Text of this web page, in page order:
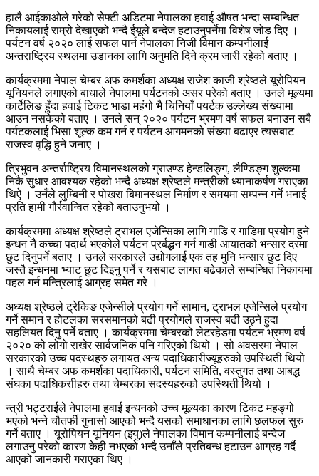
हालै आईकाओले गरेको सेफ्टी अडिटमा नेपालका हवाई औषत भन्दा सम्बन्धित
निकायलाई राम्रो देखाएको भन्दै ईयूले बन्देज हटाउनुपर्नेमा विशेष जोड दिए ।
पर्यटन वर्ष २०२० लाई सफल पार्न नेपालका निजी विमान कम्पनीलाई
अन्तराष्ट्रिय स्थलमा उडानका लागि अनुमति दिने क्रम जारी रहेको बताए ।
कार्यक्रममा नेपाल चेम्बर अफ कमर्शका अध्यक्ष राजेश काजी श्रेष्ठले यूरोपियन
यूनियनले लगाएको बाधाले नेपालमा पर्यटनको असर परेको बताए । उनले मूल्यमा
कार्टेलिङ हुँदा हवाई टिकट भाडा महंगो भै चिनियाँ पयर्टक उल्लेख्य संख्यामा
आउन नसकेको बताए । उनले सन् २०२० पर्यटन भ्रमण वर्ष सफल बनाउन सबै
पर्यटकलाई भिसा शूल्क कम गर्न र पर्यटन आगमनको संख्या बढाएर त्यसबाट
राजस्व वृद्धि हुने जनाए ।
त्रिभुवन अन्तर्राष्ट्रिय विमानस्थलको ग्राउण्ड हेन्डलिङ्ग, लैण्डिङ्ग शुल्कमा
निकै सुधार आवश्यक रहेको भन्दै अध्यक्ष श्रेष्ठले मन्त्रीको ध्यानाकर्षण गराएका
थिऐ । उनँले लुम्बिनी र पोखरा बिमानस्थल निर्माण र समयमा सम्पन्न गर्ने भनाई
प्रति हामी गौर्रवान्वित रहेको बताउनुभयो ।
कार्यक्रममा अध्यक्ष श्रेष्ठले ट्राभल एजेन्सिका लागि गाडि र गाडिमा प्रयोग हुने
इन्धन नै कच्चा पदार्थ भएकोले पर्यटन प्रर्बद्धन गर्न गाडी आयातको भन्सार दरमा
छुट दिनुपर्ने बताए । उनले सरकारले उद्योगलाई एक तह मुनि भन्सार छुट दिए
जस्तै इन्धनमा भ्याट छुट दिइनु पर्ने र यसबाट लागत बढेकाले सम्बन्धित निकायमा
पहल गर्न मन्त्रिलाई आग्रह समेत गरे ।
अध्यक्ष श्रेष्ठले ट्रेकिङ एजेन्सीले प्रयोग गर्ने सामान, ट्राभल एजेन्सिले प्रयोग
गर्ने समान र होटलका सरसमानको बढी प्रयोगले राजस्व बढी उठ्ने हुदा
सहलियत दिनु पर्ने बताए । कार्यक्रममा चेम्बरको लेटरहेडमा पर्यटन भ्रमण वर्ष
२०२० को लोगो राखेर सार्वजनिक पनि गरिएको थियो । सो अवसरमा नेपाल
सरकारको उच्च पदस्थहरु लगायत अन्य पदाधिकारीज्यूहरुको उपस्थिती थियो
। साथै चेम्बर अफ कमर्शका पदाधिकारी, पर्यटन समिति, वस्तुगत तथा आबद्ध
संघका पदाधिकराीहरु तथा चेम्बरका सदस्यहरुको उपस्थिती थियो ।
न्त्री भट्टराईले नेपालमा हवाई इन्धनको उच्च मूल्यका कारण टिकट महङ्गो
भएको भन्ने चौतर्फी गुनासो आएको भन्दै यसको समाधानका लागि छलफल सुरु
गर्ने बताए । यूरोपियन यूनियन (इयु)ले नेपालका विमान कम्पनीलाई बन्देज
लगाउनु परेको कारण केही नभएको भन्दै उनाँले प्रतिबन्ध हटाउन आग्रह गर्दै
आएको जानकारी गराएका थिए ।